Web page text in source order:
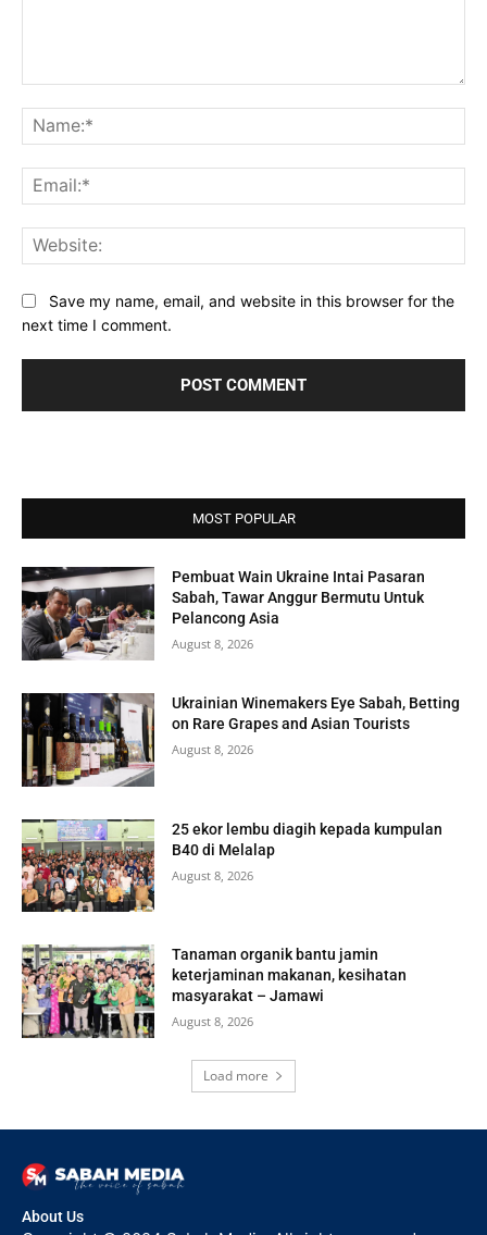
Save my name, email, and website in this browser for the
next time I comment.
MOST POPULAR
Pembuat Wain Ukraine Intai Pasaran
Sabah, Tawar Anggur Bermutu Untuk
Pelancong Asia
August 8, 2026
Ukrainian Winemakers Eye Sabah, Betting
on Rare Grapes and Asian Tourists
August 8, 2026
25 ekor lembu diagih kepada kumpulan
B40 di Melalap
August 8, 2026
Tanaman organik bantu jamin
keterjaminan makanan, kesihatan
masyarakat – Jamawi
August 8, 2026
Load more
About Us